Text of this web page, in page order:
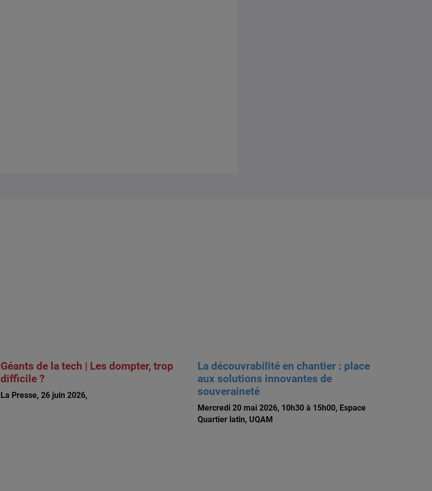
Géants de la tech | Les dompter, trop
difficile ?
La Presse, 26 juin 2026,
La découvrabilité en chantier : place
aux solutions innovantes de
souveraineté
Mercredi 20 mai 2026, 10h30 à 15h00, Espace
Quartier latin, UQAM